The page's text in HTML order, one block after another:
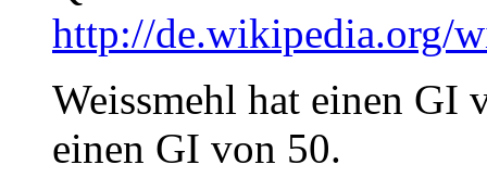
http://de.wikipedia.org/
Weissmehl hat einen GI
einen GI von 50.